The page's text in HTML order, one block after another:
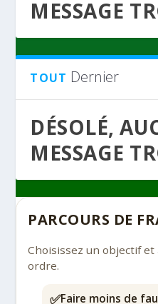
MESSAGE
TOUT Dernier
DÉSOLÉ,
MESSAGE
PARCOURS DE
Choisissez un objectif et
ordre.
✅Faire moins de